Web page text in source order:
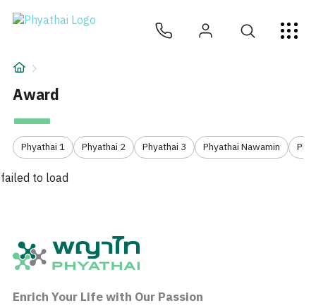
KM ไทย English
អំពីពួកយើង
សាខាមន្ទីរពេទ្យ
Award
Phyathai 1 Phyathai 2 Phyathai 3 Phyathai Nawamin
failed to load
Enrich Your Life with Our Passion